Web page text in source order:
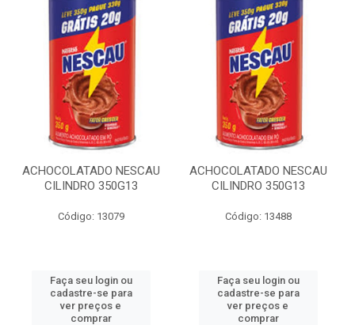
ACHOCOLATADO NESCAU
CILINDRO 350G13
Código: 13079
Faça seu login ou
cadastre-se para
ver preços e
comprar
ACHOCOLATADO NESCAU
CILINDRO 350G13
Código: 13488
Faça seu login ou
cadastre-se para
ver preços e
comprar